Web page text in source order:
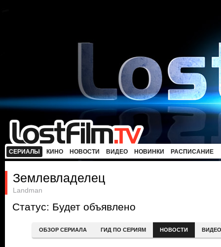
СЕРИАЛЫ КИНО НОВОСТИ ВИДЕО НОВИНКИ РАСПИСАНИЕ
Землевладелец
Landman
Статус: Будет объявлено
ОБЗОР СЕРИАЛА ГИД ПО СЕРИЯМ НОВОСТИ ВИДЕО